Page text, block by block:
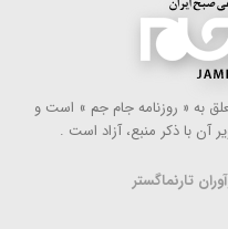
به « روزنامه جام جم » است و
آن با ذكر منبع، آزاد است .
تارنماگستر